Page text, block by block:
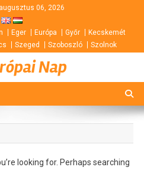
06, 2026
Eger Európa Győr
Kecskemét
Szeged Szoboszló Szolnok
Nap
looking for. Perhaps searching